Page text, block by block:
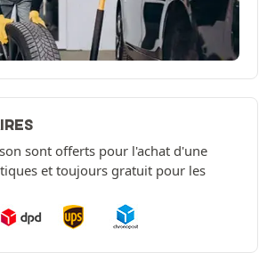
sont offerts pour l'achat d'une
et toujours gratuit pour les